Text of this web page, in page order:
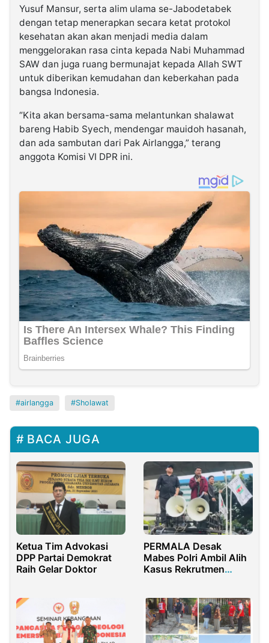
Yusuf Mansur, serta alim ulama se-Jabodetabek
dengan tetap menerapkan secara ketat protokol
kesehatan akan akan menjadi media dalam
menggelorakan rasa cinta kepada Nabi Muhammad
SAW dan juga ruang bermunajat kepada Allah SWT
untuk diberikan kemudahan dan keberkahan pada
bangsa Indonesia.
“Kita akan bersama-sama melantunkan shalawat
bareng Habib Syech, mendengar mauidoh hasanah,
dan ada sambutan dari Pak Airlangga,” terang
anggota Komisi VI DPR ini.
airlangga Sholawat
BACA JUGA
Ketua Tim Advokasi
DPP Partai Demokrat
Raih Gelar Doktor
PERMALA Desak
Mabes Polri Ambil Alih
Kasus Rekrutmen
Lampung